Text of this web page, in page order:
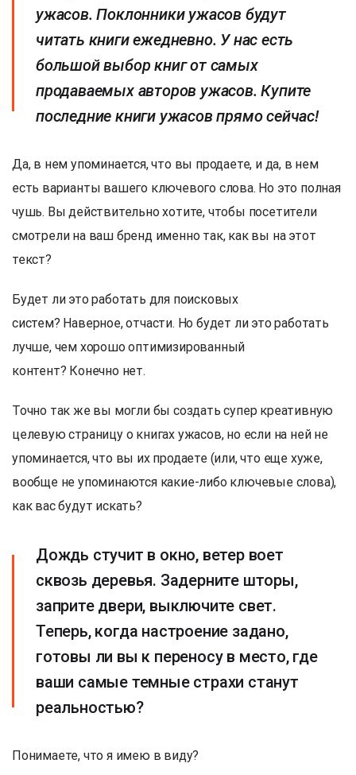
ужасов. Поклонники ужасов будут
читать книги ежедневно. У нас есть
большой выбор книг от самых
продаваемых авторов ужасов. Купите
последние книги ужасов прямо сейчас!
Да, в нем упоминается, что вы продаете, и да, в нем
есть варианты вашего ключевого слова. Но это полная
чушь. Вы действительно хотите, чтобы посетители
смотрели на ваш бренд именно так, как вы на этот
текст?
Будет ли это работать для поисковых
систем? Наверное, отчасти. Но будет ли это работать
лучше, чем хорошо оптимизированный
контент? Конечно нет.
Точно так же вы могли бы создать супер креативную
целевую страницу о книгах ужасов, но если на ней не
упоминается, что вы их продаете (или, что еще хуже,
вообще не упоминаются какие-либо ключевые слова),
как вас будут искать?
Дождь стучит в окно, ветер воет
сквозь деревья. Задерните шторы,
заприте двери, выключите свет.
Теперь, когда настроение задано,
готовы ли вы к переносу в место, где
ваши самые темные страхи станут
реальностью?
Понимаете, что я имею в виду?